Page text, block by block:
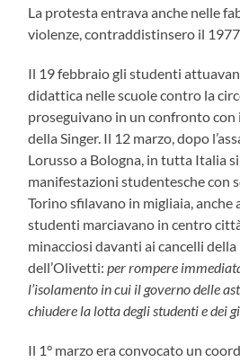
La protesta entrava anche nelle
violenze, contraddistinsero il
Il 19 febbraio gli studenti
didattica nelle scuole contro la
proseguivano in un confronto
della Singer. Il 12 marzo, dopo
Lorusso a Bologna, in tutta Italia
manifestazioni studentesche con
Torino sfilavano in migliaia, anche
studenti marciavano in centro
minacciosi davanti ai cancelli
dell’Olivetti:per rompere
l’isolamento in cui il governo delle
chiudere la lotta degli studenti e dei
Il 1° marzo era convocato un